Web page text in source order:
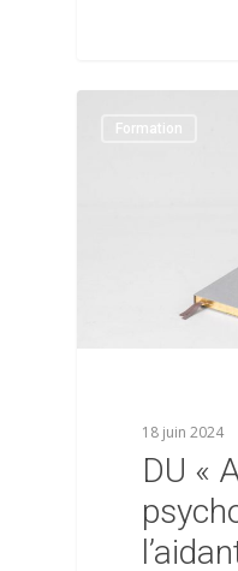
Formation
18 juin 2024
DU «